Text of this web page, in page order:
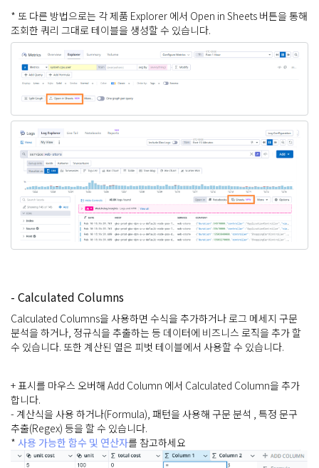
* 또 다른 방법으로는 각 제품 Explorer 에서 Open in Sheets 버튼을 통해
조회한 쿼리 그대로 테이블을 생성할 수 있습니다.
- Calculated Columns
Calculated Columns을 사용하면 수식을 추가하거나 로그 메세지 구문
분석을 하거나, 정규식을 추출하는 등 데이터에 비즈니스 로직을 추가 할
수 있습니다. 또한 계산된 열은 피벗 테이블에서 사용할 수 있습니다.
+ 표시를 마우스 오버해 Add Column 에서 Calculated Column을 추가
합니다.
- 계산식을 사용 하거나(Formula), 패턴을 사용해 구문 분석 , 특정 문구
추출(Regex) 등을 할 수 있습니다.
* 사용 가능한 함수 및 연산자를 참고하세요